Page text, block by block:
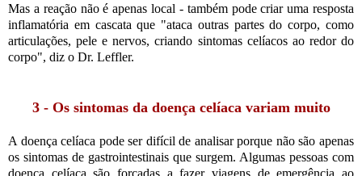
Mas a reação não é apenas local - também pode criar uma resposta
inflamatória em cascata que "ataca outras partes do corpo, como
articulações, pele e nervos, criando sintomas celíacos ao redor do
corpo", diz o Dr. Leffler.
3 - Os sintomas da doença celíaca variam muito
A doença celíaca pode ser difícil de analisar porque não são apenas
os sintomas de gastrointestinais que surgem. Algumas pessoas com
doença celíaca são forçadas a fazer viagens de emergência ao